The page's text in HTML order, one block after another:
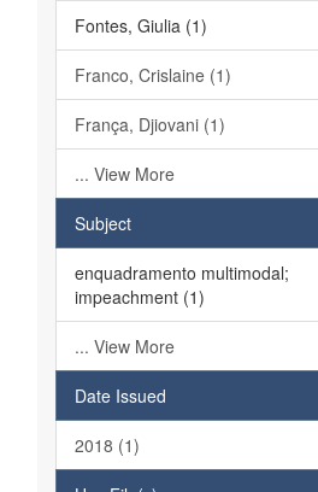
Fontes, Giulia (1)
Franco, Crislaine (1)
França, Djiovani (1)
... View More
Subject
enquadramento multimodal;
impeachment (1)
... View More
Date Issued
2018 (1)